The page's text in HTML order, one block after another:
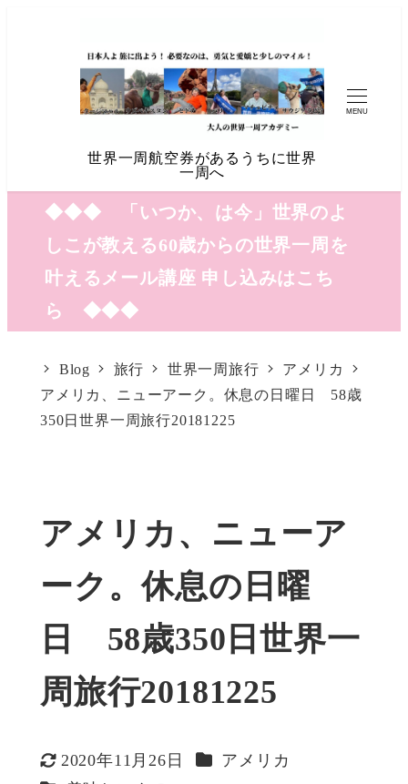
世界一周航空券があるうちに世界
一周へ
MENU
◆◆◆ 「いつか、は今」世界のよ
しこが教える60歳からの世界一周を
叶えるメール講座 申し込みはこち
ら ◆◆◆
Blog 旅行 世界一周旅行
アメリカ
アメリカ、ニューアーク。休息の日曜日 58歳
350日世界一周旅行20181225
アメリカ、ニューア
ーク。休息の日曜
日 58歳350日世界一
周旅行20181225
更新日
2020年11月26日 カテゴリー
アメリカ